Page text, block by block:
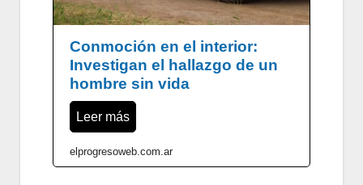
Conmoción en el interior:
Investigan el hallazgo de un
hombre sin vida
Leer más
elprogresoweb.com.ar